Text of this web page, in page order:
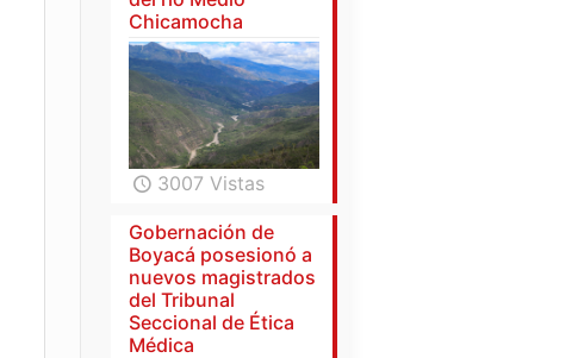
Chicamocha
3007 Vistas
Gobernación de
Boyacá posesionó a
nuevos magistrados
del Tribunal
Seccional de Ética
Médica